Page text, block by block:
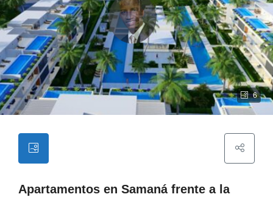
6
Apartamentos en Samaná frente a la